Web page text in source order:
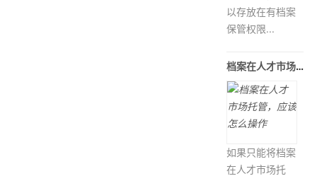
以存放在有档案
保管权限...
档案在人才市场托管，应该怎么操作
如果只能将档案
在人才市场托